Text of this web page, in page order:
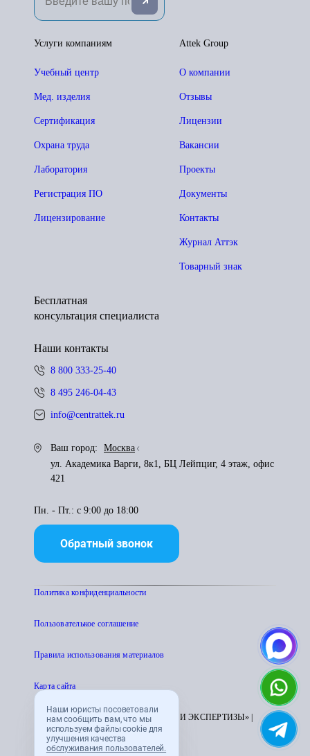
Наши юристы посоветовали
нам сообщить вам, что мы
используем файлы cookie для
улучшения качества
обслуживания пользователей.
Attek Group
О компании
Отзывы
Лицензии
Вакансии
Проекты
Документы
Контакты
Журнал Аттэк
Товарный знак
Услуги компаниям
Учебный центр
Мед. изделия
Сертификация
Охрана труда
Лаборатория
Регистрация ПО
Лицензирование
Бесплатная
консультация специалиста
Наши контакты
8 800 333-25-40
8 495 246-04-43
info@centrattek.ru
Ваш город:
Москва
ул. Академика Варги, 8к1, БЦ Лейпциг, 4 этаж, офис
421
Пн. - Пт.: с 9:00 до 18:00
Обратный звонок
Политика конфиденциальности
Пользователькое соглашение
Правила использования материалов
Карта сайта
© 1995 - 2026 «ЦЕНТР АТТЕСТАЦИИ И ЭКСПЕРТИЗЫ» |
CENTRATTEK.RU